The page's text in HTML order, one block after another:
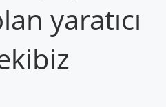
yaratıcı